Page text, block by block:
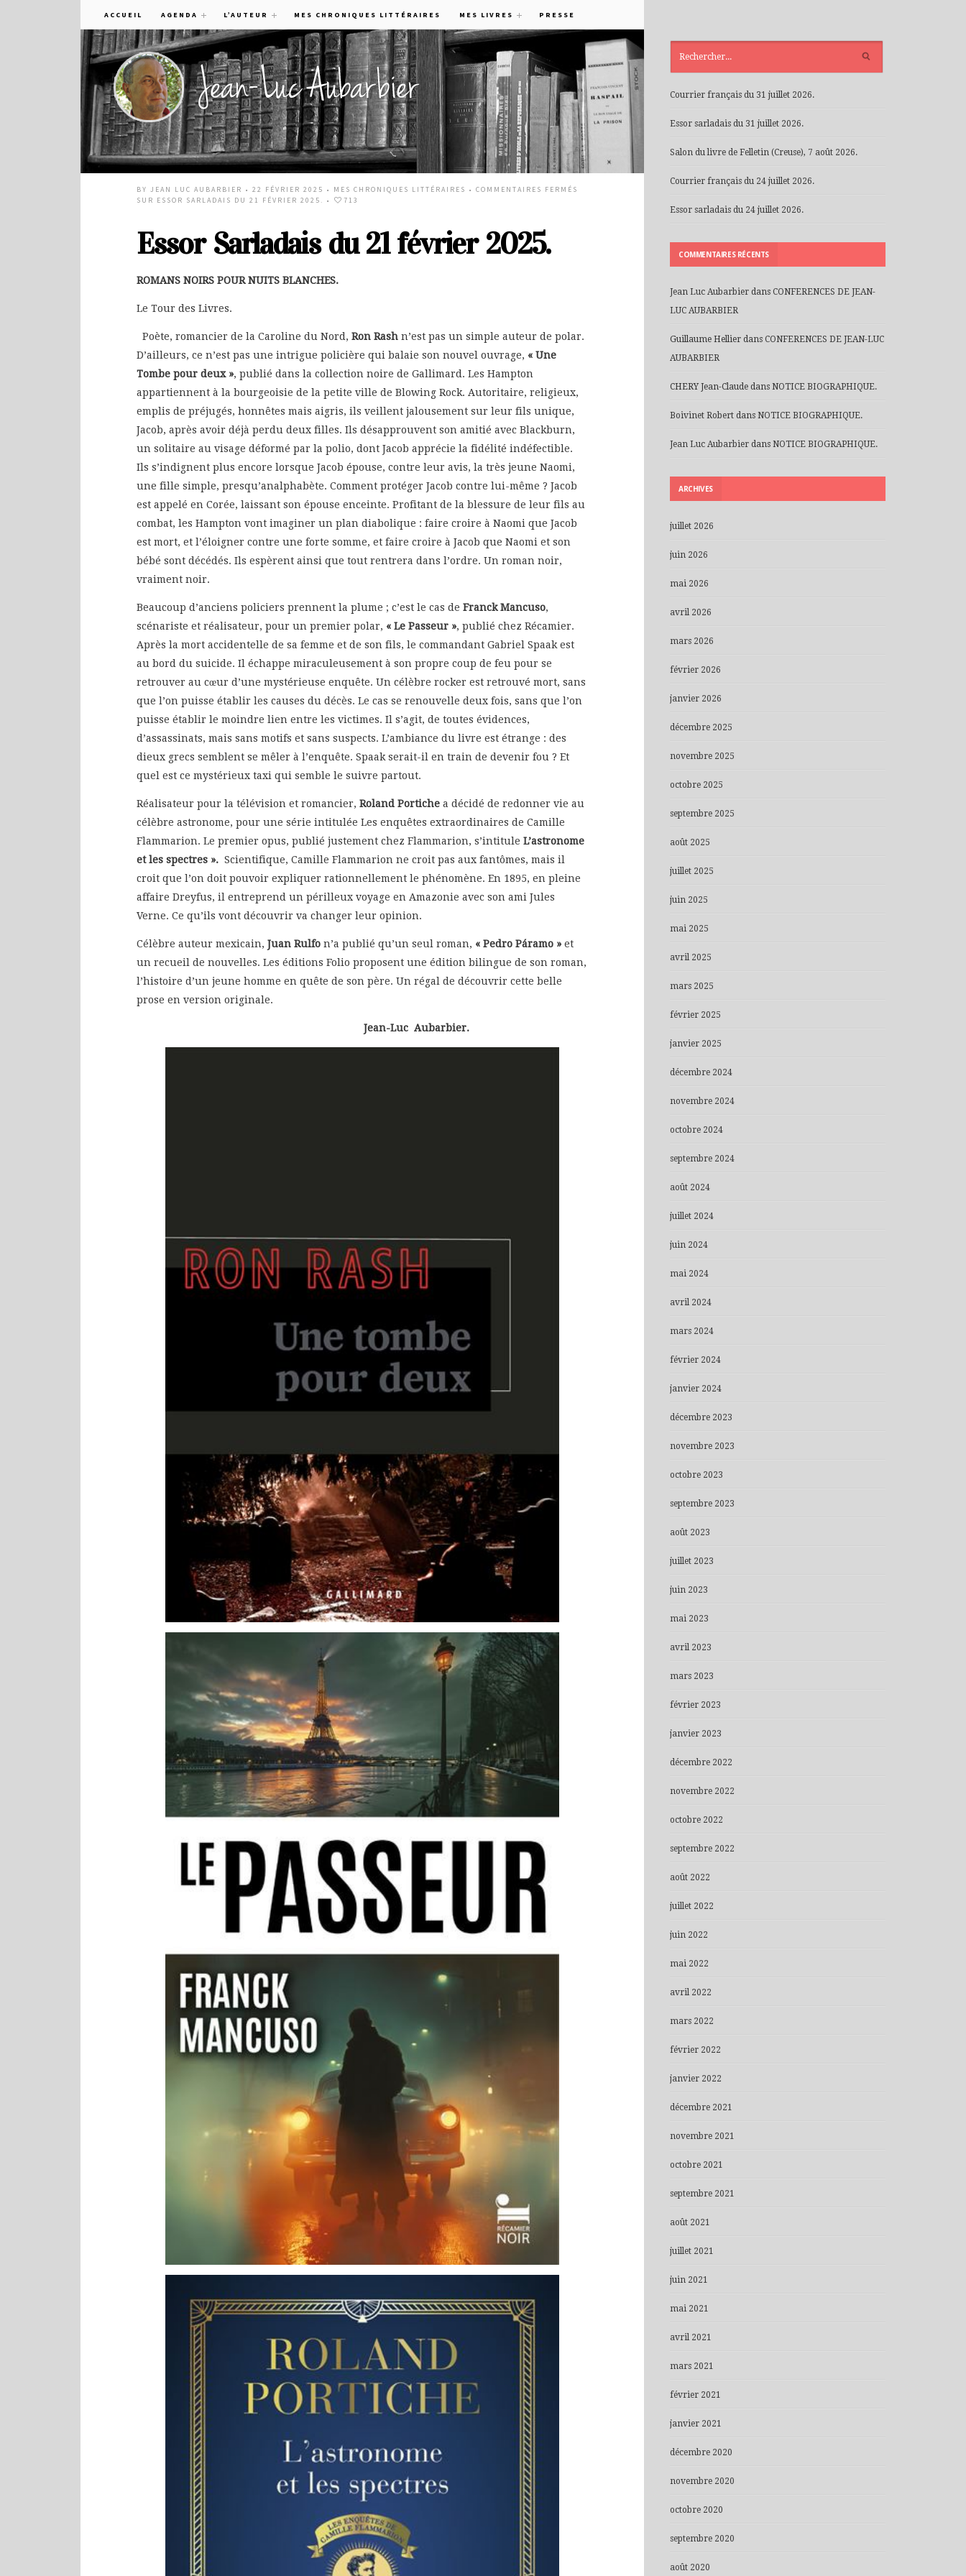
ACCUEIL AGENDA L’AUTEUR MES CHRONIQUES LITTÉRAIRES MES LIVRES PRESSE
BYJEAN LUC AUBARBIER • 22 FÉVRIER 2025 • MES CHRONIQUES LITTÉRAIRES •COMMENTAIRES FERMÉS
SUR ESSOR SARLADAIS DU 21 FÉVRIER 2025. • 713
Essor Sarladais du 21 février 2025.
ROMANS NOIRS POUR NUITS BLANCHES.
Le Tour des Livres.
Poète, romancier de la Caroline du Nord,Ron Rashn’est pas un simple auteur de polar.
D’ailleurs, ce n’est pas une intrigue policière qui balaie son nouvel ouvrage, « Une
Tombe pour deux », publié dans la collection noire de Gallimard. Les Hampton
appartiennent à la bourgeoisie de la petite ville de Blowing Rock. Autoritaire, religieux,
emplis de préjugés, honnêtes mais aigris, ils veillent jalousement sur leur fils unique,
Jacob, après avoir déjà perdu deux filles. Ils désapprouvent son amitié avec Blackburn,
un solitaire au visage déformé par la polio, dont Jacob apprécie la fidélité indéfectible.
Ils s’indignent plus encore lorsque Jacob épouse, contre leur avis, la très jeune Naomi,
une fille simple, presqu’analphabète. Comment protéger Jacob contre lui-même ? Jacob
est appelé en Corée, laissant son épouse enceinte. Profitant de la blessure de leur fils au
combat, les Hampton vont imaginer un plan diabolique : faire croire à Naomi que Jacob
est mort, et l’éloigner contre une forte somme, et faire croire à Jacob que Naomi et son
bébé sont décédés. Ils espèrent ainsi que tout rentrera dans l’ordre. Un roman noir,
vraiment noir.
Beaucoup d’anciens policiers prennent la plume ; c’est le cas deFranck Mancuso,
scénariste et réalisateur, pour un premier polar, « Le Passeur », publié chez Récamier.
Après la mort accidentelle de sa femme et de son fils, le commandant Gabriel Spaak est
au bord du suicide. Il échappe miraculeusement à son propre coup de feu pour se
retrouver au cœur d’une mystérieuse enquête. Un célèbre rocker est retrouvé mort, sans
que l’on puisse établir les causes du décès. Le cas se renouvelle deux fois, sans que l’on
puisse établir le moindre lien entre les victimes. Il s’agit, de toutes évidences,
d’assassinats, mais sans motifs et sans suspects. L’ambiance du livre est étrange : des
dieux grecs semblent se mêler à l’enquête. Spaak serait-il en train de devenir fou ? Et
quel est ce mystérieux taxi qui semble le suivre partout.
Réalisateur pour la télévision et romancier,Roland Portichea décidé de redonner vie au
célèbre astronome, pour une série intitulée Les enquêtes extraordinaires de Camille
Flammarion. Le premier opus, publié justement chez Flammarion, s’intituleL’astronome
et les spectres ». Scientifique, Camille Flammarion ne croit pas aux fantômes, mais il
croit que l’on doit pouvoir expliquer rationnellement le phénomène. En 1895, en pleine
affaire Dreyfus, il entreprend un périlleux voyage en Amazonie avec son ami Jules
Verne. Ce qu’ils vont découvrir va changer leur opinion.
Célèbre auteur mexicain,Juan Rulfon’a publié qu’un seul roman, « Pedro Páramo » et
un recueil de nouvelles. Les éditions Folio proposent une édition bilingue de son roman,
l’histoire d’un jeune homme en quête de son père. Un régal de découvrir cette belle
prose en version originale.
Jean-Luc Aubarbier.
Courrier français du 31 juillet 2026.
Essor sarladais du 31 juillet 2026.
Salon du livre de Felletin (Creuse), 7 août 2026.
Courrier français du 24 juillet 2026.
Essor sarladais du 24 juillet 2026.
COMMENTAIRES RÉCENTS
Jean Luc Aubarbier dans CONFERENCES DE JEAN-
LUC AUBARBIER
Guillaume Hellier dans CONFERENCES DE JEAN-LUC
AUBARBIER
CHERY Jean-Claude dans NOTICE BIOGRAPHIQUE.
Boivinet Robert dans NOTICE BIOGRAPHIQUE.
Jean Luc Aubarbier dans NOTICE BIOGRAPHIQUE.
ARCHIVES
juillet 2026
juin 2026
mai 2026
avril 2026
mars 2026
février 2026
janvier 2026
décembre 2025
novembre 2025
octobre 2025
septembre 2025
août 2025
juillet 2025
juin 2025
mai 2025
avril 2025
mars 2025
février 2025
janvier 2025
décembre 2024
novembre 2024
octobre 2024
septembre 2024
août 2024
juillet 2024
juin 2024
mai 2024
avril 2024
mars 2024
février 2024
janvier 2024
décembre 2023
novembre 2023
octobre 2023
septembre 2023
août 2023
juillet 2023
juin 2023
mai 2023
avril 2023
mars 2023
février 2023
janvier 2023
décembre 2022
novembre 2022
octobre 2022
septembre 2022
août 2022
juillet 2022
juin 2022
mai 2022
avril 2022
mars 2022
février 2022
janvier 2022
décembre 2021
novembre 2021
octobre 2021
septembre 2021
août 2021
juillet 2021
juin 2021
mai 2021
avril 2021
mars 2021
février 2021
janvier 2021
décembre 2020
novembre 2020
octobre 2020
septembre 2020
août 2020